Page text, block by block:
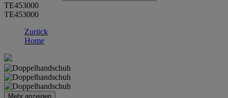
TE453000
TE453000
Zurück
Home
Mehr anzeigen